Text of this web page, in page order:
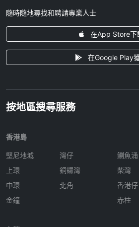
隨時隨地尋找和聘請專業人士
在App Store下
在Google Play
按地區搜尋服務
香港島
堅尼地城
上環
中環
金鐘
灣仔
銅鑼灣
北角
鰂魚涌
柴灣
香港仔
赤柱